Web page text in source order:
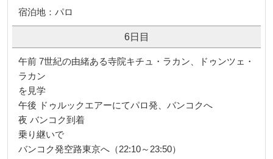
宿泊地：パロ
6日目
午前 7世紀の由緒ある寺院キチュ・ラカン、ドゥンツェ・
ラカン
を見学
午後 ドゥルックエアーにてパロ発、バンコクへ
夜 バンコク到着
乗り継いで
バンコク発空路東京へ（22:10～23:50）